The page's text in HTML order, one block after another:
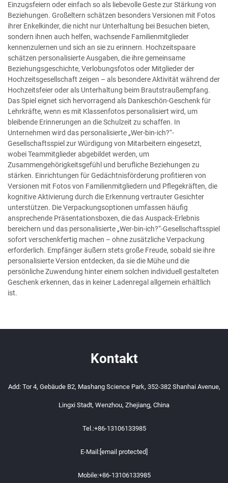
Einzugsfeiern oder einfach so als liebevolle Geste zur Stärkung von
Beziehungen. Großeltern schätzen besonders Versionen mit Fotos
ihrer Enkelkinder, die nicht nur Unterhaltung bei Besuchen bieten,
sondern ihnen auch helfen, wachsende Familienmitglieder
kennenzulernen und sich an sie zu erinnern. Hochzeitspaare
schätzen personalisierte Ausgaben, die ihre gemeinsame
Beziehungsgeschichte, Verlobungsfotos oder Mitglieder der
Hochzeitsgesellschaft zeigen – als besondere Aktivität während der
Hochzeitsfeier oder als Unterhaltung beim Brautstraußempfang.
Das Spiel eignet sich hervorragend als Dankeschön-Geschenk für
Lehrkräfte, wenn es mit Klassenfotos personalisiert wird, um
bleibende Erinnerungen an die Schulzeit zu schaffen. In
Unternehmen wird das personalisierte „Wer-bin-ich?“-
Gesellschaftsspiel zur Würdigung von Mitarbeitern eingesetzt,
wobei Teammitglieder abgebildet werden, um
Zusammengehörigkeitsgefühl und berufliche Beziehungen zu
stärken. Einrichtungen für Gedächtnisförderung profitieren von
Versionen mit Fotos von Familienmitgliedern und Pflegekräften, die
kognitive Aktivierung durch die Erkennung vertrauter Gesichter
unterstützen. Die Verpackungsoptionen umfassen häufig
ansprechende Präsentationsboxen, die das Auspack-Erlebnis
bereichern und das personalisierte „Wer-bin-ich?“-Gesellschaftsspiel
sofort verschenkfertig machen – ohne zusätzliche Verpackung
erforderlich. Empfänger äußern stets große Freude, sobald sie ihre
personalisierte Version entdecken, da sie die Mühe und die
persönliche Zuwendung hinter einem solchen individuell gestalteten
Geschenk erkennen, das in keiner Ladenregal allgemein erhältlich
ist.
Kontakt
Add: Tor 4, Gebäude B2, Mashang Science Park, 352-382 Shanhai Avenue,
Lingxi Stadt, Wenzhou, Zhejiang, China
Tel.:+86-13106133985
E-Mail: [email protected]
Mobile:+86-13106133985